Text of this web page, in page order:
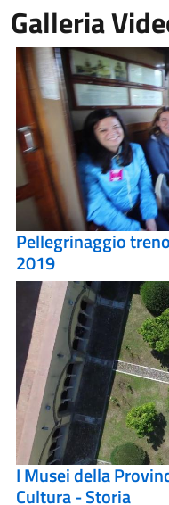
Galleria
Pellegrinaggio
2019
I Musei della
Cultura - Storia